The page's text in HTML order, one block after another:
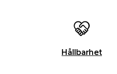
Hållbarhet